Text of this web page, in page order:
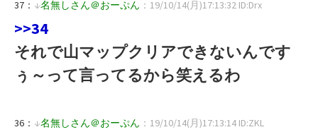
37： ↓名無しさん＠おーぷん ：19/10/14(月)17:13:32 ID:Drx
>>34
それで山マップクリアできないんです
ぅ～って言ってるから笑えるわ
36： ↓名無しさん＠おーぷん ：19/10/14(月)17:13:14 ID:ZKL